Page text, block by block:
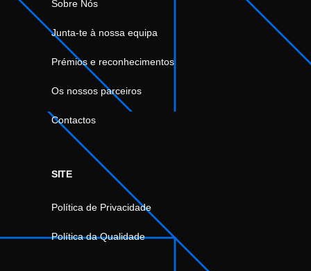
Sobre Nós
Junta-te à nossa equipa
Prémios e reconhecimentos
Os nossos parceiros
Contactos
SITE
Política de Privacidade
Política da Qualidade